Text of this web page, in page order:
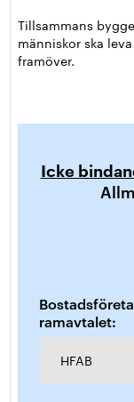
Tillsammans
människor ska
framöver.
Icke
ramavtalet:
HFAB